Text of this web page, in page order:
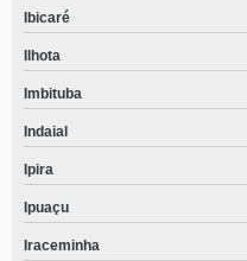
Ibicaré
Ilhota
Imbituba
Indaial
Ipira
Ipuaçu
Iraceminha